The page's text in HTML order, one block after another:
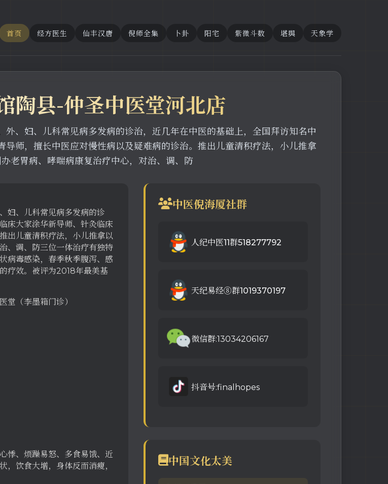
首页 经方医生 仙丰汉唐 倪师全集 卜卦 阳宅 紫微斗数 堪舆 天象学
陶县-仲圣中医堂河北店
、妇、儿科常见病多发病的诊治，近几年在中医的基础上，全国拜访知名中
师，擅长中医应对慢性病以及疑难病的诊治。推出儿童清积疗法，小儿推拿
老胃病、哮喘病康复治疗中心，对治、调、防
妇、儿科常见病多发病的诊
床大家涂华新导师、针灸临床
出儿童清积疗法，小儿推拿以
、调、防三位一体治疗有独特
病毒感染，春季秋季腹泻、感
疗效。被评为2018年最美基
堂（李墨箱门诊）
悸、烦躁易怒、多食易饿、近
，饮食大增，身体反而消瘦，
中医倪海厦社群
人纪中医11群518277792
天纪易经⑧群1019370197
微信群:13034206167
抖音号:finalhopes
中国文化太美